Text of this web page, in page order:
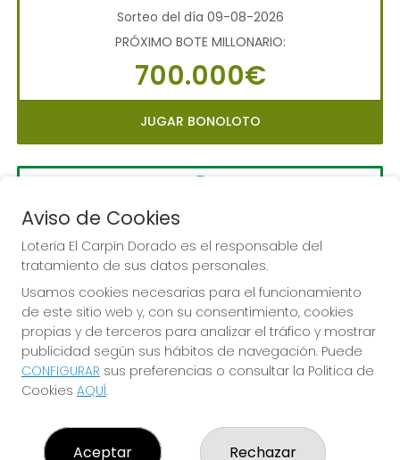
Sorteo del día 09-08-2026
PRÓXIMO BOTE MILLONARIO:
700.000€
JUGAR BONOLOTO
LA PRIMITIVA
Sorteo del día 10-08-2026
PRÓXIMO BOTE MILLONARIO:
56.000.000€
JUGAR LA PRIMITIVA
Aviso de Cookies
Lotería El Carpín Dorado es el responsable del
tratamiento de sus datos personales.
Usamos cookies necesarias para el funcionamiento
de este sitio web y, con su consentimiento, cookies
propias y de terceros para analizar el tráfico y mostrar
publicidad según sus hábitos de navegación. Puede
CONFIGURAR sus preferencias o consultar la Política de
Cookies AQUÍ.
Aceptar Rechazar